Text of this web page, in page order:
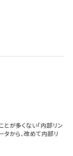
とが多くない「内部リン
タから、改めて内部リ